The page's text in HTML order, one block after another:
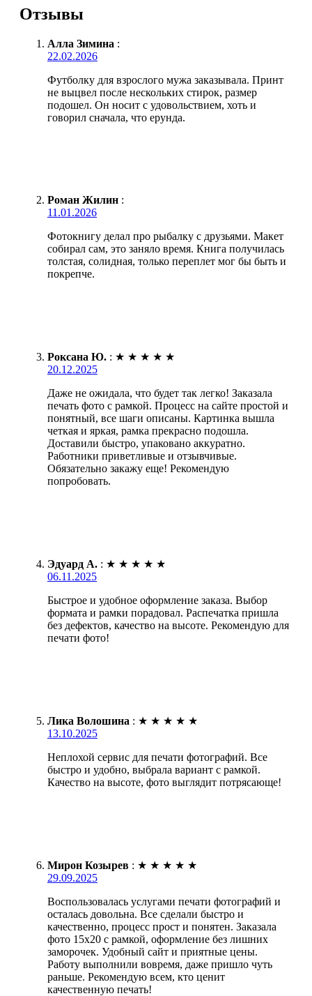
Отзывы
Алла Зимина :
22.02.2026
Футболку для взрослого мужа заказывала. Принт
не выцвел после нескольких стирок, размер
подошел. Он носит с удовольствием, хоть и
говорил сначала, что ерунда.
Роман Жилин :
11.01.2026
Фотокнигу делал про рыбалку с друзьями. Макет
собирал сам, это заняло время. Книга получилась
толстая, солидная, только переплет мог бы быть и
покрепче.
Роксана Ю. : ★ ★ ★ ★ ★
20.12.2025
Даже не ожидала, что будет так легко! Заказала
печать фото с рамкой. Процесс на сайте простой и
понятный, все шаги описаны. Картинка вышла
четкая и яркая, рамка прекрасно подошла.
Доставили быстро, упаковано аккуратно.
Работники приветливые и отзывчивые.
Обязательно закажу еще! Рекомендую
попробовать.
Эдуард А. : ★ ★ ★ ★ ★
06.11.2025
Быстрое и удобное оформление заказа. Выбор
формата и рамки порадовал. Распечатка пришла
без дефектов, качество на высоте. Рекомендую для
печати фото!
Лика Волошина : ★ ★ ★ ★ ★
13.10.2025
Неплохой сервис для печати фотографий. Все
быстро и удобно, выбрала вариант с рамкой.
Качество на высоте, фото выглядит потрясающе!
Мирон Козырев : ★ ★ ★ ★ ★
29.09.2025
Воспользовалась услугами печати фотографий и
осталась довольна. Все сделали быстро и
качественно, процесс прост и понятен. Заказала
фото 15х20 с рамкой, оформление без лишних
заморочек. Удобный сайт и приятные цены.
Работу выполнили вовремя, даже пришло чуть
раньше. Рекомендую всем, кто ценит
качественную печать!